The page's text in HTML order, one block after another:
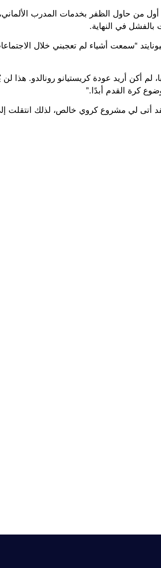
من حاول الظفر بخدمات المدرب
بالفشل في النهاية.
“سمعت أشياء لم تعجبني خلال
لم أكن أريد عودة كريستيانو رونالدو. هذا
كرة القدم أبدًا.”
أتى لي مشروع كروي خالص، لذلك انتقلت